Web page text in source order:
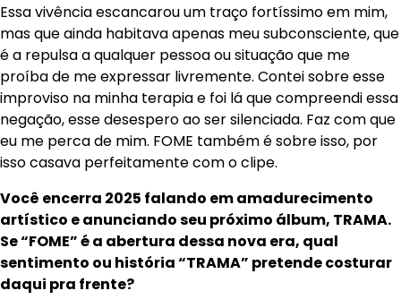
Essa vivência escancarou um traço fortíssimo em mim,
mas que ainda habitava apenas meu subconsciente, que
é a repulsa a qualquer pessoa ou situação que me
proíba de me expressar livremente. Contei sobre esse
improviso na minha terapia e foi lá que compreendi essa
negação, esse desespero ao ser silenciada. Faz com que
eu me perca de mim. FOME também é sobre isso, por
isso casava perfeitamente com o clipe.
Você encerra 2025 falando em amadurecimento
artístico e anunciando seu próximo álbum, TRAMA.
Se “FOME” é a abertura dessa nova era, qual
sentimento ou história “TRAMA” pretende costurar
daqui pra frente?